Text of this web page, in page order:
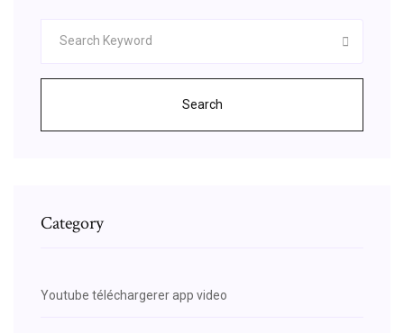
Search
Category
Youtube téléchargerer app video